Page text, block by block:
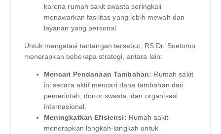
karena rumah sakit swasta seringkali
menawarkan fasilitas yang lebih mewah dan
layanan yang personal.
Untuk mengatasi tantangan tersebut, RS Dr. Soetomo
menerapkan beberapa strategi, antara lain:
Mencari Pendanaan Tambahan: Rumah sakit
ini secara aktif mencari dana tambahan dari
pemerintah, donor swasta, dan organisasi
internasional.
Meningkatkan Efisiensi: Rumah sakit
menerapkan langkah-langkah untuk